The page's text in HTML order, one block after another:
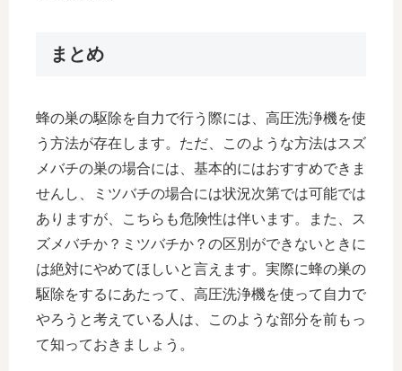
まとめ
蜂の巣の駆除を自力で行う際には、高圧洗浄機を使
う方法が存在します。ただ、このような方法はスズ
メバチの巣の場合には、基本的にはおすすめできま
せんし、ミツバチの場合には状況次第では可能では
ありますが、こちらも危険性は伴います。また、ス
ズメバチか？ミツバチか？の区別ができないときに
は絶対にやめてほしいと言えます。実際に蜂の巣の
駆除をするにあたって、高圧洗浄機を使って自力で
やろうと考えている人は、このような部分を前もっ
て知っておきましょう。